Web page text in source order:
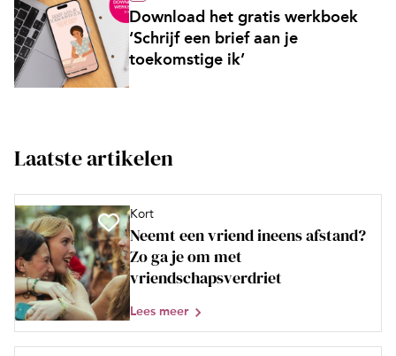
Download het gratis werkboek
‘Schrijf een brief aan je
toekomstige ik’
Laatste artikelen
Kort
Neemt een vriend ineens afstand?
Zo ga je om met
vriendschapsverdriet
Lees meer